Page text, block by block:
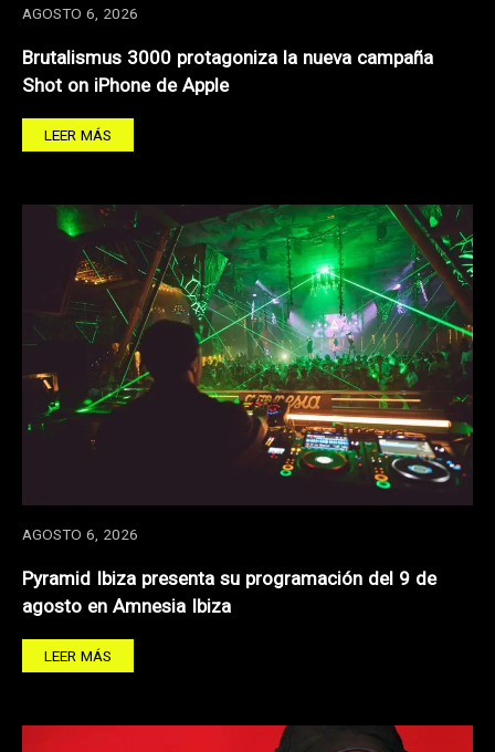
AGOSTO 6, 2026
Brutalismus 3000 protagoniza la nueva campaña
Shot on iPhone de Apple
LEER MÁS
AGOSTO 6, 2026
Pyramid Ibiza presenta su programación del 9 de
agosto en Amnesia Ibiza
LEER MÁS